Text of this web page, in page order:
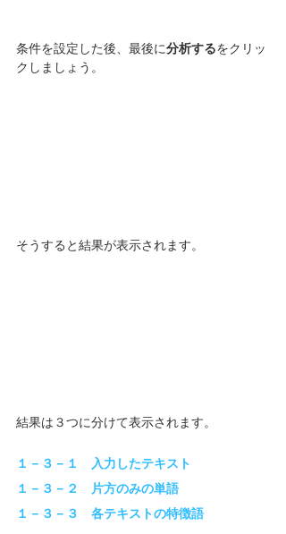
条件を設定した後、最後に分析するをクリッ
クしましょう。
そうすると結果が表示されます。
結果は３つに分けて表示されます。
１－３－１　入力したテキスト
１－３－２　片方のみの単語
１－３－３　各テキストの特徴語